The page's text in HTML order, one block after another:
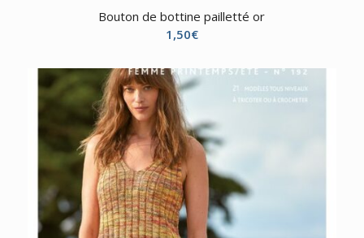
Bouton de bottine pailletté or
1,50€